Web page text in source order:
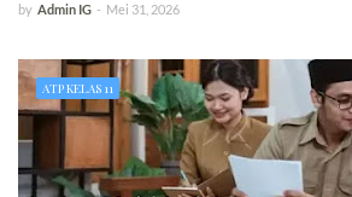
by Admin IG - Mei 31, 2026
ATP KELAS 11